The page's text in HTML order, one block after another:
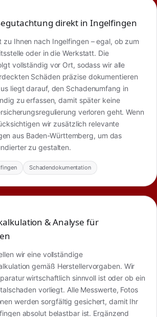
direkt in Ingelfingen
zu Ihnen nach Ingelfingen – egal, ob zum
oder in die Werkstatt. Die
vollständig vor Ort, sodass wir alle
Schäden präzise dokumentieren
liegt darauf, den Schadenumfang in
zu erfassen, damit später keine
verloren geht. Wenn
wir zusätzlich relevante
aus Baden-Württemberg, um das
zu gestalten.
Schadendokumentation
& Analyse für
wir eine vollständige
gemäß Herstellervorgaben. Wir
wirtschaftlich sinnvoll ist oder ob ein
vorliegt. Alle Messwerte, Fotos
werden sorgfältig gesichert, damit Ihr
absolut belastbar ist. Ergänzend